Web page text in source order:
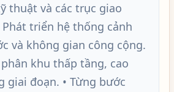
thuật và các trục giao
triển hệ thống cảnh
và không gian công cộng.
phân khu thấp tầng, cao
giai đoạn. • Từng bước